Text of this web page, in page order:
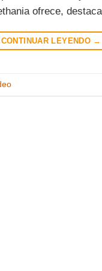
ofrece,
CONTINUAR LEYENDO →